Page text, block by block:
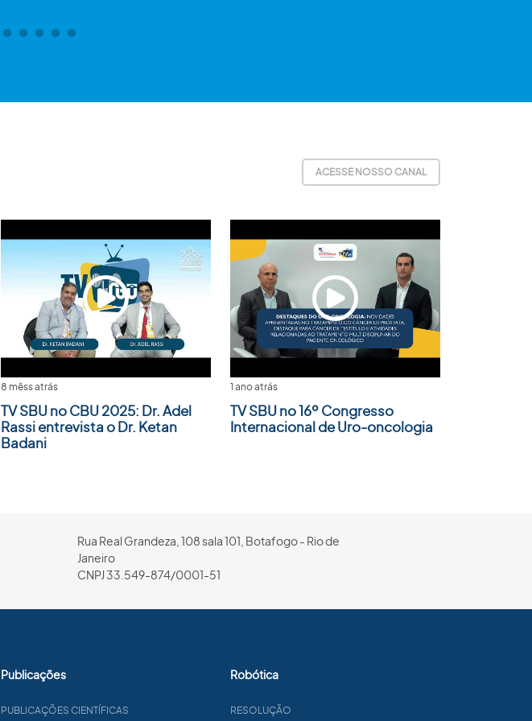
ACESSE NOSSO CANAL
8 mêss atrás
TV SBU no CBU 2025: Dr. Adel
Rassi entrevista o Dr. Ketan
Badani
1 ano atrás
TV SBU no 16º Congresso
Internacional de Uro-oncologia
Rua Real Grandeza, 108 sala 101, Botafogo - Rio de
Janeiro
CNPJ 33.549-874/0001-51
Publicações
PUBLICAÇÕES CIENTÍFICAS
Robótica
RESOLUÇÃO